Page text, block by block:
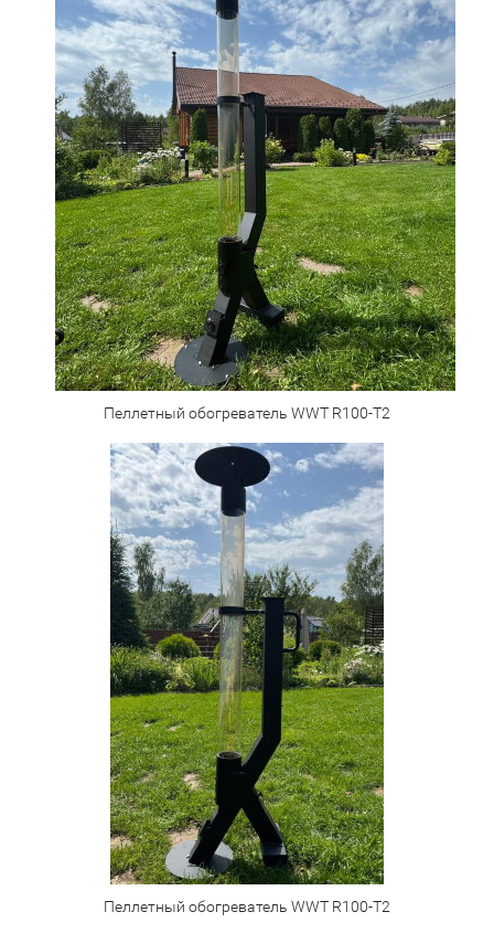
Пеллетный обогреватель WWT R100-T2
Пеллетный обогреватель WWT R100-T2